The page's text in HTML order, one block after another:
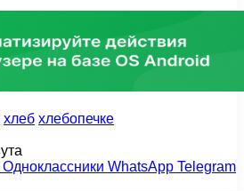
хлеб хлебопечке
Одноклассники WhatsApp Telegram